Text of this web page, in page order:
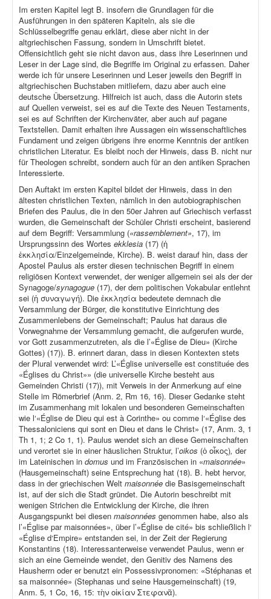
Im ersten Kapitel legt B. insofern die Grundlagen für die
Ausführungen in den späteren Kapiteln, als sie die
Schlüsselbegriffe genau erklärt, diese aber nicht in der
altgriechischen Fassung, sondern in Umschrift bietet.
Offensichtlich geht sie nicht davon aus, dass ihre Leserinnen und
Leser in der Lage sind, die Begriffe im Original zu erfassen. Daher
werde ich für unsere Leserinnen und Leser jeweils den Begriff in
altgriechischen Buchstaben mitliefern, dazu aber auch eine
deutsche Übersetzung. Hilfreich ist auch, dass die Autorin stets
auf Quellen verweist, sei es auf die Texte des Neuen Testaments,
sei es auf Schriften der Kirchenväter, aber auch auf pagane
Textstellen. Damit erhalten ihre Aussagen ein wissenschaftliches
Fundament und zeigen übrigens ihre enorme Kenntnis der antiken
christlichen Literatur. Es bleibt noch der Hinweis, dass B. nicht nur
für Theologen schreibt, sondern auch für an den antiken Sprachen
Interessierte.
Den Auftakt im ersten Kapitel bildet der Hinweis, dass in den
ältesten christlichen Texten, nämlich in den autobiographischen
Briefen des Paulus, die in den 50er Jahren auf Griechisch verfasst
wurden, die Gemeinschaft der Schüler Christi erscheint, basierend
auf dem Begriff: Versammlung («rassemblement», 17), im
Ursprungssinn des Wortes ekklesia (17) (ἡ
ἐκκλησία/Einzelgemeinde, Kirche). B. weist darauf hin, dass der
Apostel Paulus als erster diesen technischen Begriff in einem
religiösen Kontext verwendet, der weniger allgemein sei als der der
Synagoge/synagogue (17), der dem politischen Vokabular entlehnt
sei (ἡ συναγωγή). Die ἐκκλησία bedeutete demnach die
Versammlung der Bürger, die konstitutive Einrichtung des
Zusammenlebens der Gemeinschaft; Paulus hat daraus die
Vorwegnahme der Versammlung gemacht, die aufgerufen wurde,
vor Gott zusammenzutreten, als die l’«Église de Dieu» (Kirche
Gottes) (17)). B. erinnert daran, dass in diesen Kontexten stets
der Plural verwendet wird: L’«Église universelle est constituée des
«Églises du Christ»» (die universelle Kirche besteht aus
Gemeinden Christi (17)), mit Verweis in der Anmerkung auf eine
Stelle im Römerbrief (Anm. 2, Rm 16, 16). Dieser Gedanke steht
im Zusammenhang mit lokalen und besonderen Gemeinschaften
wie l‘«Église de Dieu qui est à Corinthe» ou comme l‘«Église des
Thessaloniciens qui sont en Dieu et dans le Christ» (17, Anm. 3, 1
Th 1, 1; 2 Co 1, 1). Paulus wendet sich an diese Gemeinschaften
und verortet sie in einer häuslichen Struktur, l’oikos (ὁ οἶκος), der
im Lateinischen in domus und im Französischen in «maisonnée»
(Hausgemeinschaft) seine Entsprechung hat (18). B. hebt hervor,
dass in der griechischen Welt maisonnée die Basisgemeinschaft
ist, auf der sich die Stadt gründet. Die Autorin beschreibt mit
wenigen Strichen die Entwicklung der Kirche, die ihren
Ausgangspunkt bei diesen maisonnées genommen habe, also als
l’«Église par maisonnées», über l’«Église de cité» bis schließlich l‘
«Église d‘Empire» entstanden sei, in der Zeit der Regierung
Konstantins (18). Interessanterweise verwendet Paulus, wenn er
sich an eine Gemeinde wendet, den Genitiv des Namens des
Hausherrn oder er benutzt ein Possessivpronomen: «Stéphanas et
sa maisonnée» (Stephanas und seine Hausgemeinschaft) (19,
Anm. 5, 1 Co, 16, 15: τὴν οἰκίαν Στεφανᾶ).